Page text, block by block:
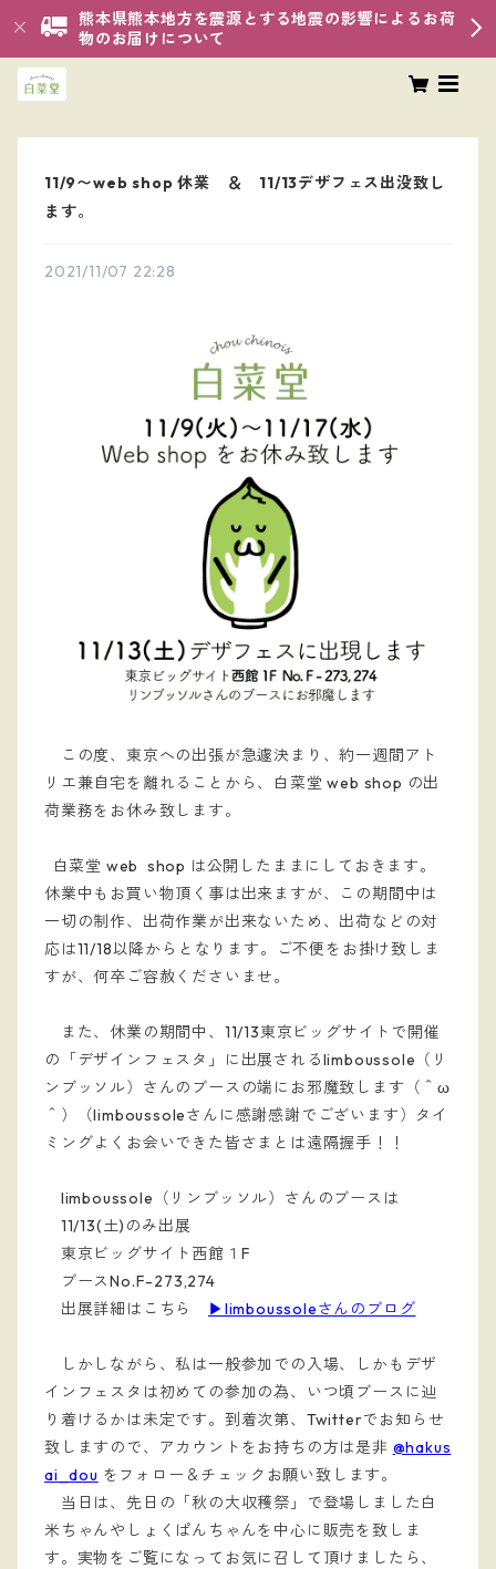
熊本県熊本地方を震源とする地震の影響によるお荷
物のお届けについて
11/9〜web shop 休業 ＆ 11/13デザフェス出没致し
ます。
2021/11/07 22:28
この度、東京への出張が急遽決まり、約一週間アト
リエ兼自宅を離れることから、白菜堂 web shop の出
荷業務をお休み致します。
白菜堂 web shop は公開したままにしておきます。
休業中もお買い物頂く事は出来ますが、こ の期間中は
一切の制作、出荷作業が出来ないため、出荷などの対
応は11/18以降からとなります。ご不便をお掛け致しま
すが、何卒ご容赦くださいませ。
また、休業の期間中、11/13東京ビッグサイトで開催
の「デザインフェスタ」に出展されるlimboussole（リ
ンブッソル）さんのブースの端にお邪魔致します（＾ω
＾）（limboussoleさんに感謝感謝でございます）タイ
ミングよくお会いできた皆さまとは遠隔握手！！
limboussole（リンブッソル）さんのブースは
11/13(土)のみ出展
東京ビッグサイト西館１F
ブースNo.F-273,274
出展詳細はこちら
▶︎limboussoleさんのブログ
しかしながら、私は一般参加での入場、しかもデザ
インフェスタは初めての参加の為、いつ頃ブースに辿
り着けるかは未定です。到着次第、Twitterでお知らせ
致しますので、アカウントをお持ちの方は是非 @hakus
ai_dou をフォロー＆チェックお願い致します。
当日は、先日の「秋の大収穫祭」で登場しました白
米ちゃんやしょくぱんちゃんを中心に販売を致しま
す。実物をご覧になってお気に召して頂けましたら、